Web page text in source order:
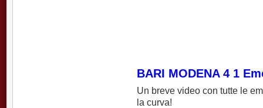
BARI MODENA 4 1
Un breve video con tutte le
la curva!